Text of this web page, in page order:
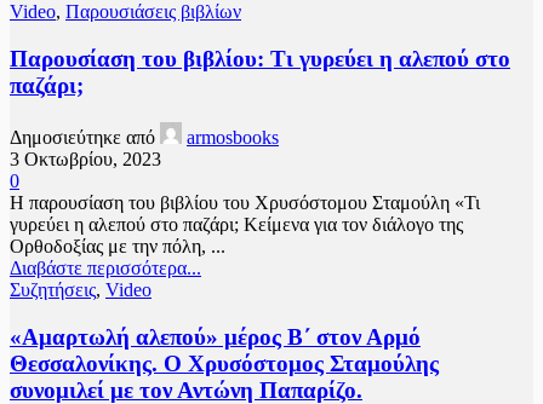
Video, Παρουσιάσεις βιβλίων
Παρουσίαση του βιβλίου: Τι γυρεύει η αλεπού στο
παζάρι;
Δημοσιεύτηκε από
armosbooks
3 Οκτωβρίου, 2023
0
Η παρουσίαση του βιβλίου του Χρυσόστομου Σταμούλη «Τι
γυρεύει η αλεπού στο παζάρι; Κείμενα για τον διάλογο της
Ορθοδοξίας με την πόλη, ...
Διαβάστε περισσότερα...
Συζητήσεις, Video
«Αμαρτωλή αλεπού» μέρος Β΄ στον Αρμό
Θεσσαλονίκης. Ο Χρυσόστομος Σταμούλης
συνομιλεί με τον Αντώνη Παπαρίζο.